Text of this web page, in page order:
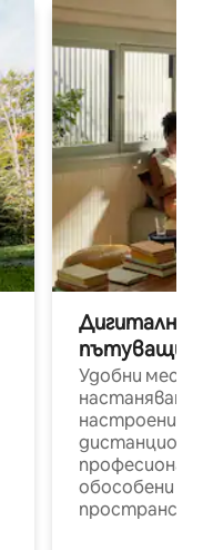
Дигитални
пътуващи
Удобни
настаняване
настроени и
обособени